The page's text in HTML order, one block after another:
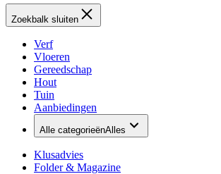
Zoekbalk sluiten
Verf
Vloeren
Gereedschap
Hout
Tuin
Aanbiedingen
Alle categorieënAlles
Klusadvies
Folder & Magazine